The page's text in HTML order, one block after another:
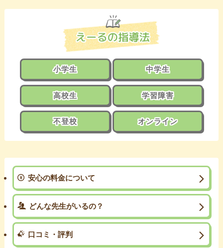
小学生 中学生
高校生 学習障害
不登校 オンライン
安心の料金について
どんな先生がいるの？
口コミ・評判